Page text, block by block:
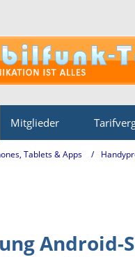
Mitglieder
Tablets & Apps
Android-